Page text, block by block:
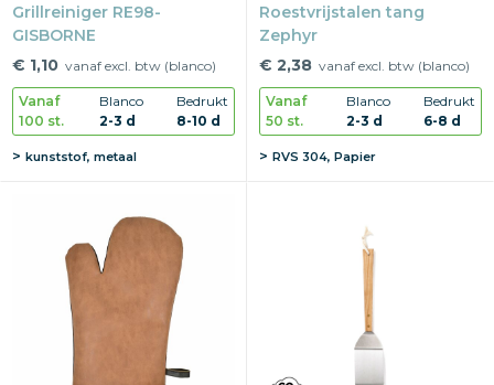
Kantoorartikelen
Gadgets
Textiel
Thema
Grillreiniger RE98-
GISBORNE
€ 1,10 vanaf excl. btw (blanco)
Vanaf
100 st.
Blanco
2-3 d
Bedrukt
8-10 d
kunststof, metaal
Roestvrijstalen tang
Zephyr
€ 2,38 vanaf excl. btw (blanco)
Vanaf
50 st.
Blanco
2-3 d
Bedrukt
6-8 d
RVS 304, Papier